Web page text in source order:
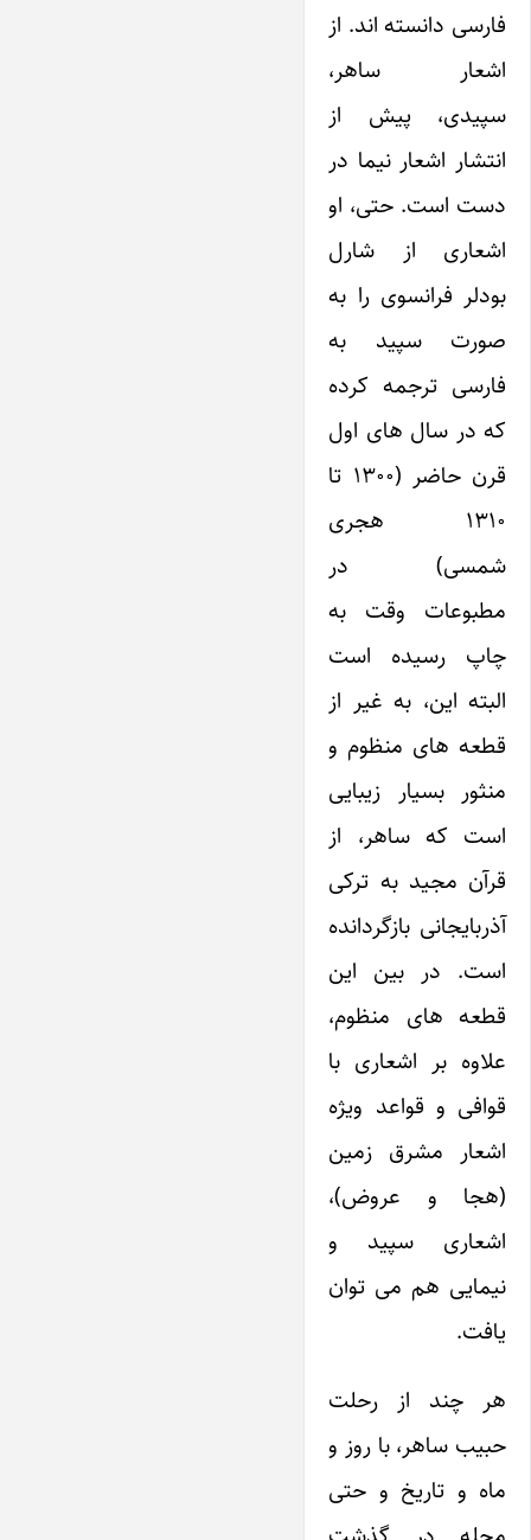
فارسی دانسته اند. از
اشعار ساهر،
سپیدی، پیش از
انتشار اشعار نیما در
دست است. حتی، او
اشعاری از شارل
بودلر فرانسوی را به
صورت سپید به
فارسی ترجمه کرده
که در سال های اول
قرن حاضر (۱۳۰۰ تا
۱۳۱۰ هجری
شمسی) در
مطبوعات وقت به
چاپ رسیده است
البته این، به غیر از
قطعه های منظوم و
منثور بسیار زیبایی
است که ساهر، از
قرآن مجید به ترکی
آذربایجانی بازگردانده
است. در بین این
قطعه های منظوم،
علاوه بر اشعاری با
قوافی و قواعد ویژه
اشعار مشرق زمین
(هجا و عروض)،
اشعاری سپید و
نیمایی هم می توان
یافت.
هر چند از رحلت
حبیب ساهر، با روز و
ماه و تاریخ و حتی